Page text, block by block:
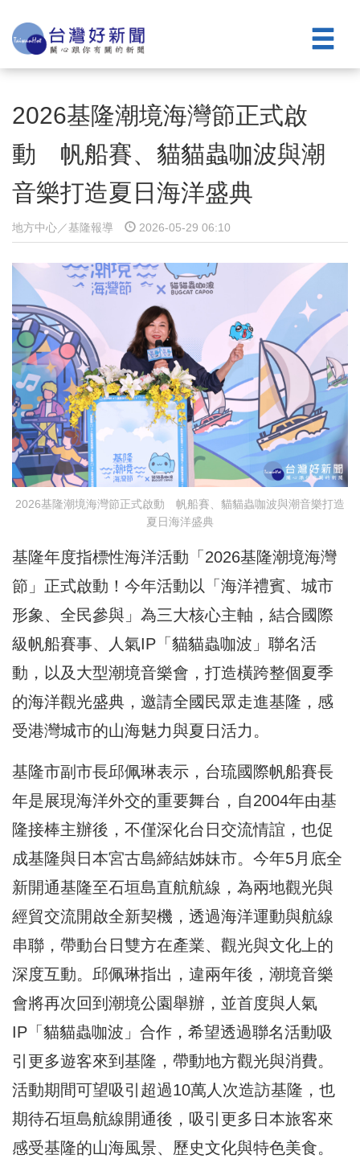
2026基隆潮境海灣節正式啟
動 帆船賽、貓貓蟲咖波與潮
音樂打造夏日海洋盛典
地方中心／基隆報導 2026-05-29 06:10
2026基隆潮境海灣節正式啟動 帆船賽、貓貓蟲咖波與潮音樂打造
夏日海洋盛典
基隆年度指標性海洋活動「2026基隆潮境海灣
節」正式啟動！今年活動以「海洋禮賓、城市
形象、全民參與」為三大核心主軸，結合國際
級帆船賽事、人氣IP「貓貓蟲咖波」聯名活
動，以及大型潮境音樂會，打造橫跨整個夏季
的海洋觀光盛典，邀請全國民眾走進基隆，感
受港灣城市的山海魅力與夏日活力。
基隆市副市長邱佩琳表示，台琉國際帆船賽長
年是展現海洋外交的重要舞台，自2004年由基
隆接棒主辦後，不僅深化台日交流情誼，也促
成基隆與日本宮古島締結姊妹市。今年5月底全
新開通基隆至石垣島直航航線，為兩地觀光與
經貿交流開啟全新契機，透過海洋運動與航線
串聯，帶動台日雙方在產業、觀光與文化上的
深度互動。邱佩琳指出，違兩年後，潮境音樂
會將再次回到潮境公園舉辦，並首度與人氣
IP「貓貓蟲咖波」合作，希望透過聯名活動吸
引更多遊客來到基隆，帶動地方觀光與消費。
活動期間可望吸引超過10萬人次造訪基隆，也
期待石垣島航線開通後，吸引更多日本旅客來
感受基隆的山海風景、歷史文化與特色美食。